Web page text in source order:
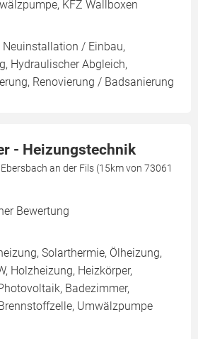
KFZ Wallboxen
Neuinstallation / Einbau,
Hydraulischer Abgleich,
Renovierung / Badsanierung
- Heizungstechnik
an der Fils (15km von 73061
Bewertung
Solarthermie, Ölheizung,
Holzheizung, Heizkörper,
Badezimmer,
Umwälzpumpe